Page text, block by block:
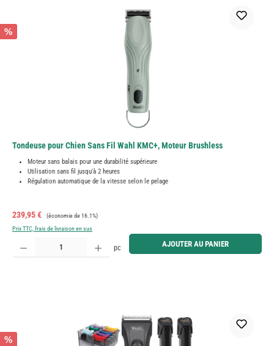
%
Tondeuse pour Chien Sans Fil Wahl KMC+, Moteur Brushless
Moteur sans balais pour une durabilité supérieure
Utilisation sans fil jusqu'à 2 heures
Régulation automatique de la vitesse selon le pelage
Prix de vente :
239,95 € Prix régulier :
(économie de 16.1%)
Prix TTC, frais de livraison en sus
Quantité de produit : Entrez la quantité souhaitée ou utilisez les boutons pour augmenter ou
pc AJOUTER AU PANIER
%